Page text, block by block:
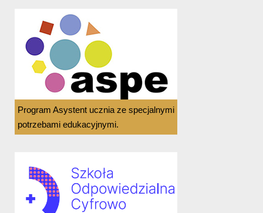
Program Asystent ucznia ze specjalnymi
potrzebami edukacyjnymi.